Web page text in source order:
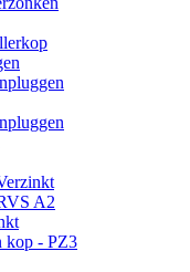
A2
kop - PZ3